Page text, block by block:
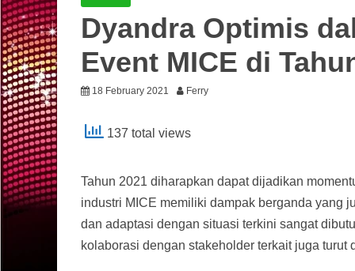
Dyandra Optimis
Event MICE di
18 February 2021 Ferry
137 total views
Tahun 2021 diharapkan dapat dijadikan
industri MICE memiliki dampak berganda yang
dan adaptasi dengan situasi terkini sangat
kolaborasi dengan stakeholder terkait juga